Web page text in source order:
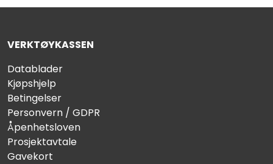
VERKTØYKASSEN
Datablader
Kjøpshjelp
Betingelser
Personvern / GDPR
Åpenhetsloven
Prosjektavtale
Gavekort